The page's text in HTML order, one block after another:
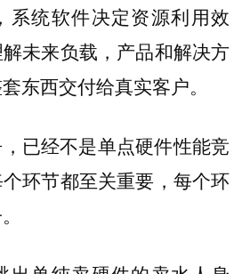
系统软件决定资源利用效
未来负载，产品和解决方
东西交付给真实客户。
已经不是单点硬件性能竞
环节都至关重要，每个环